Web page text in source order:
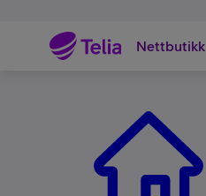
Nettbutikk
Nettbutikk